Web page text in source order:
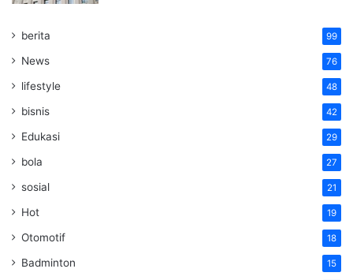
berita 99
News 76
lifestyle 48
bisnis 42
Edukasi 29
bola 27
sosial 21
Hot 19
Otomotif 18
Badminton 15